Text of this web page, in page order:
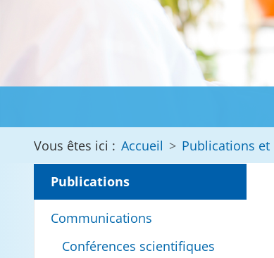
Vous êtes ici : Accueil Publications
Publications
Communications
Conférences scientifiques